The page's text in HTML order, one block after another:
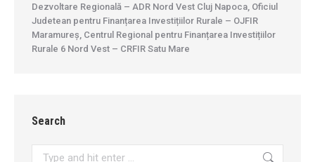
Dezvoltare Regională – ADR Nord Vest Cluj Napoca, Oficiul
Judetean pentru Finanțarea Investițiilor Rurale – OJFIR
Maramureș, Centrul Regional pentru Finanțarea Investițiilor
Rurale 6 Nord Vest – CRFIR Satu Mare
Search